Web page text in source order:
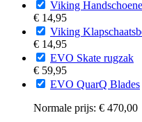
Viking
€ 14,95
Viking
€ 14,95
EVO Skate rugzak
€ 59,95
EVO QuarQ Blades
Normale prijs: € 470,00